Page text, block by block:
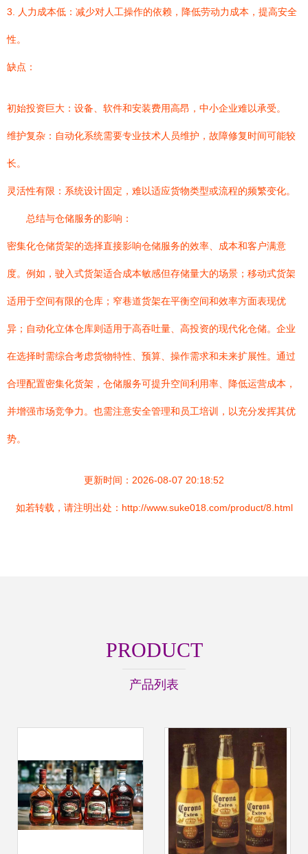
3. 人力成本低：减少对人工操作的依赖，降低劳动力成本，提高安全
性。
缺点：
初始投资巨大：设备、软件和安装费用高昂，中小企业难以承受。
维护复杂：自动化系统需要专业技术人员维护，故障修复时间可能较
长。
灵活性有限：系统设计固定，难以适应货物类型或流程的频繁变化。
总结与仓储服务的影响：
密集化仓储货架的选择直接影响仓储服务的效率、成本和客户满意
度。例如，驶入式货架适合成本敏感但存储量大的场景；移动式货架
适用于空间有限的仓库；窄巷道货架在平衡空间和效率方面表现优
异；自动化立体仓库则适用于高吞吐量、高投资的现代化仓储。企业
在选择时需综合考虑货物特性、预算、操作需求和未来扩展性。通过
合理配置密集化货架，仓储服务可提升空间利用率、降低运营成本，
并增强市场竞争力。也需注意安全管理和员工培训，以充分发挥其优
势。
更新时间：2026-08-07 20:18:52
如若转载，请注明出处：http://www.suke018.com/product/8.html
PRODUCT
产品列表